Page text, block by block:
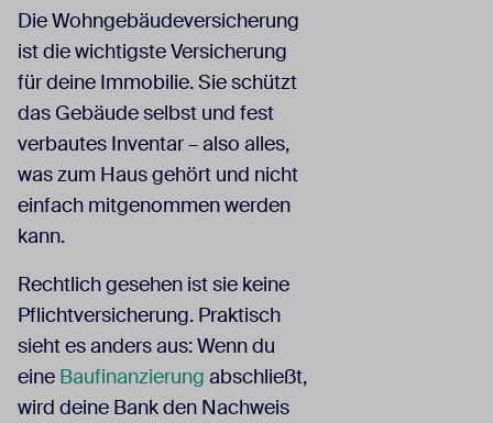
Die Wohngebäudeversicherung
ist die wichtigste Versicherung
für deine Immobilie. Sie schützt
das Gebäude selbst und fest
verbautes Inventar – also alles,
was zum Haus gehört und nicht
einfach mitgenommen werden
kann.
Rechtlich gesehen ist sie keine
Pflichtversicherung. Praktisch
sieht es anders aus: Wenn du
eine Baufinanzierung abschließt,
wird deine Bank den Nachweis